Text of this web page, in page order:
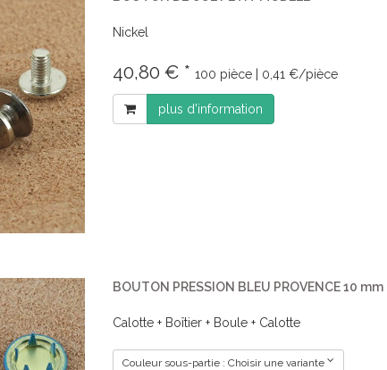
Nickel
40,80 € * 100 pièce | 0,41 €/pièce
plus d'information
BOUTON PRESSION BLEU PROVENCE 10 mm
Calotte + Boîtier + Boule + Calotte
Couleur sous-partie : Choisir une variante